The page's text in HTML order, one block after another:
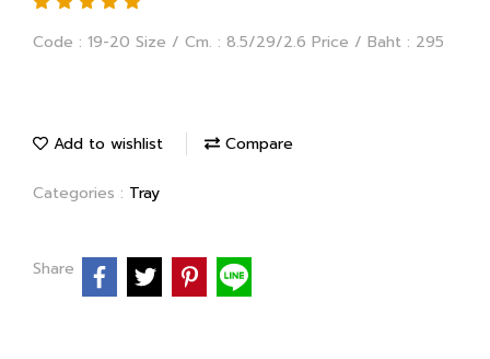
Code : 19-20 Size / Cm. : 8.5/29/2.6 Price / Baht : 295
Add to wishlist Compare
Categories : Tray
Share